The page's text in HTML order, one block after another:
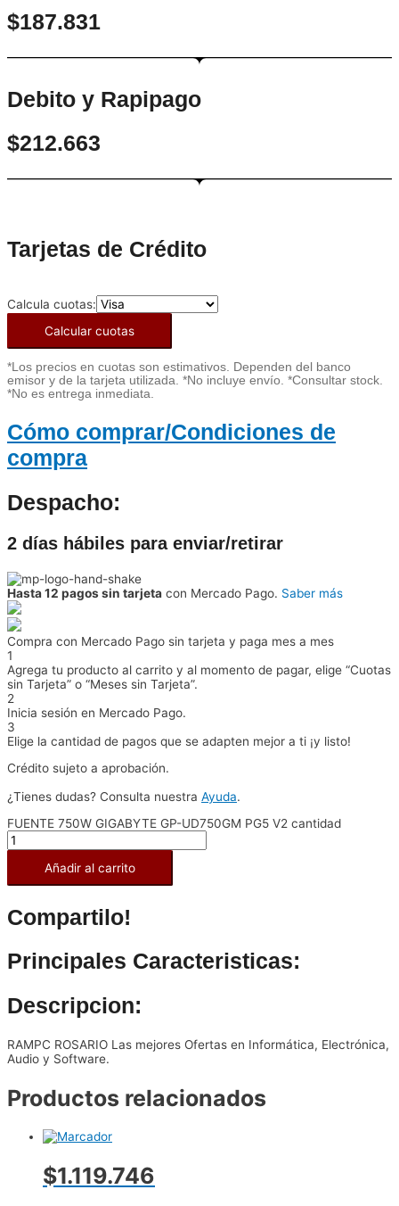
$187.831
Debito y Rapipago
$212.663
Tarjetas de Crédito
Calcula cuotas:
Calcular cuotas
*Los precios en cuotas son estimativos. Dependen del banco
emisor y de la tarjeta utilizada. *No incluye envío. *Consultar stock.
*No es entrega inmediata.
Cómo comprar/Condiciones de
compra
Despacho:
2 días hábiles para enviar/retirar
Hasta 12 pagos sin tarjeta con Mercado Pago. Saber más
Compra con Mercado Pago sin tarjeta y paga mes a mes
1
Agrega tu producto al carrito y al momento de pagar, elige “Cuotas
sin Tarjeta” o “Meses sin Tarjeta”.
2
Inicia sesión en Mercado Pago.
3
Elige la cantidad de pagos que se adapten mejor a ti ¡y listo!
Crédito sujeto a aprobación.
¿Tienes dudas? Consulta nuestra Ayuda.
FUENTE 750W GIGABYTE GP-UD750GM PG5 V2 cantidad
Añadir al carrito
Compartilo!
Principales Caracteristicas:
Descripcion:
RAMPC ROSARIO Las mejores Ofertas en Informática, Electrónica,
Audio y Software.
Productos relacionados
$1.119.746